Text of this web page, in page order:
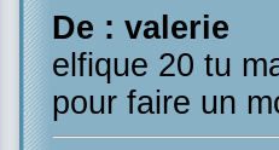
De : valerie
elfique 20 tu
pour faire un